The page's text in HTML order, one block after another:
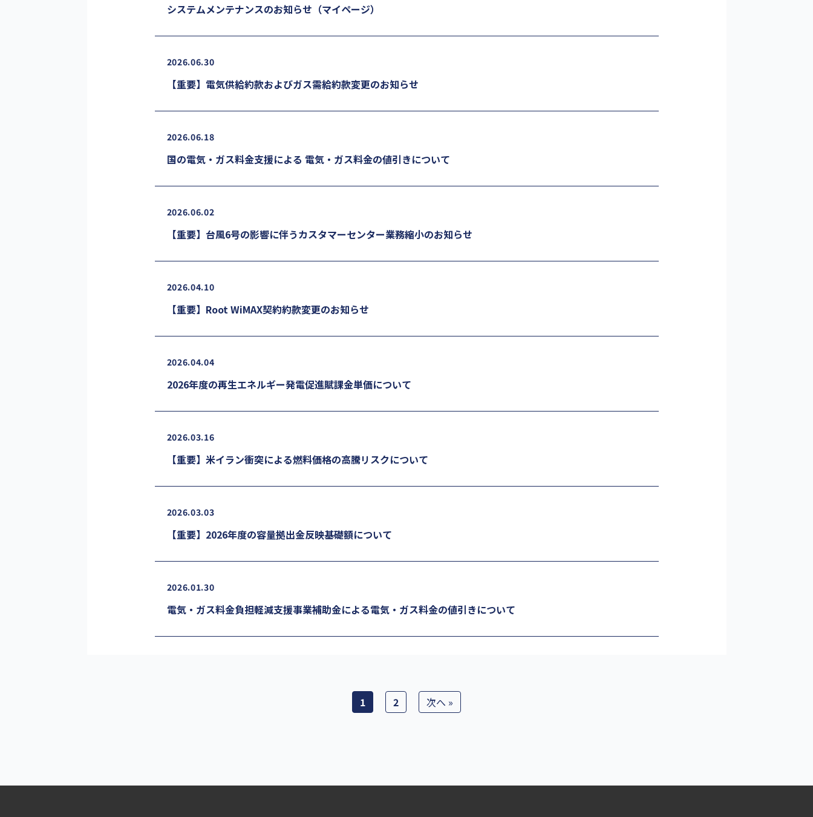
システムメンテナンスのお知らせ（マイページ）
2026.06.30
【重要】電気供給約款およびガス需給約款変更のお知らせ
2026.06.18
国の電気・ガス料金支援による 電気・ガス料金の値引きについて
2026.06.02
【重要】台風6号の影響に伴うカスタマーセンター業務縮小のお知らせ
2026.04.10
【重要】Root WiMAX契約約款変更のお知らせ
2026.04.04
2026年度の再生エネルギー発電促進賦課金単価について
2026.03.16
【重要】米イラン衝突による燃料価格の高騰リスクについて
2026.03.03
【重要】2026年度の容量拠出金反映基礎額について
2026.01.30
電気・ガス料金負担軽減支援事業補助金による電気・ガス料金の値引きについて
1 2 次へ »